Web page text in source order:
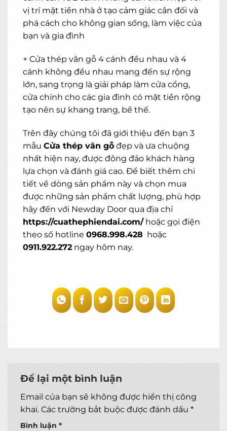
ĐĂNG KÝ NGAY
vị trí mặt tiền nhà ở tạo cảm giác cân đối và
phá cách cho không gian sống, làm việc của
bạn và gia đình
+ Cửa thép vân gỗ 4 cánh đều nhau và 4
cánh không đều nhau mang đến sự rộng
lớn, sang trọng là giải pháp làm cửa cổng,
cửa chính cho các gia đình có mặt tiền rộng
tạo nên sự khang trang, bề thế.
Trên đây chúng tôi đã giới thiệu đến bạn 3
mẫu Cửa thép vân gỗ đẹp và ưa chuộng
nhất hiện nay, được đông đảo khách hàng
lựa chọn và đánh giá cao. Để biết thêm chi
tiết về dòng sản phẩm này và chọn mua
được những sản phẩm chất lượng, phù hợp
hãy đến với Newday Door qua địa chỉ
https://cuathephiendai.com/hoặc gọi điện
theo số hotline 0968.998.428 hoặc
0911.922.272 ngay hôm nay.
Để lại một bình luận
Email của bạn sẽ không được hiển thị công
khai. Các trường bắt buộc được đánh dấu*
Bình luận*